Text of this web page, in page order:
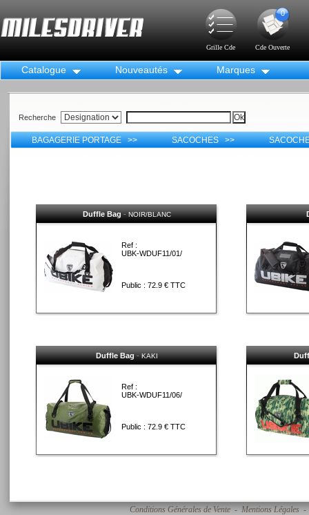
Grille Cde Cde Ouverte
0
Catalogue Nouveautés Marques
Recherche
BAGAGERIE PORTAGE >> SACOCHES >>
Duffle Bag- NOIR/BLANC
Ref :
UBK-WDUF11/01/
Public : 72.9 € TTC
Duffle Bag- KAKI
Ref :
UBK-WDUF11/06/
Public : 72.9 € TTC
Conditions Générales de Vente-Mentions Légales-